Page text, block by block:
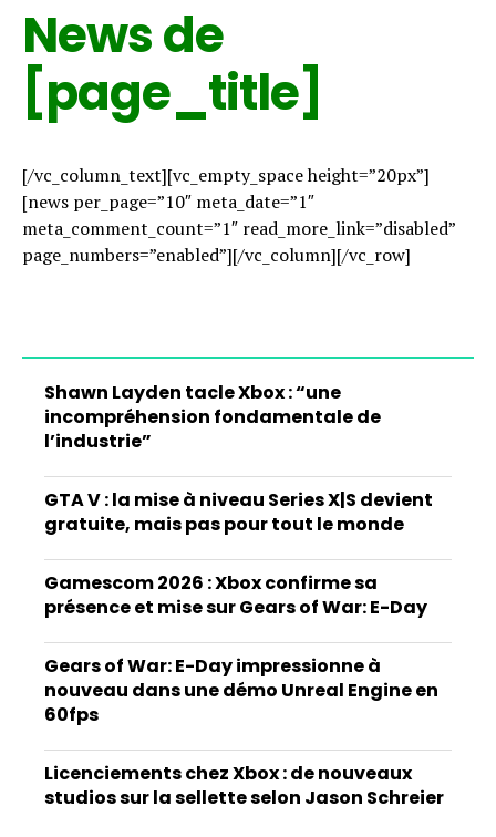
News de
[page_title]
[/vc_column_text][vc_empty_space height=”20px”]
[news per_page=”10″ meta_date=”1″
meta_comment_count=”1″ read_more_link=”disabled”
page_numbers=”enabled”][/vc_column][/vc_row]
Shawn Layden tacle Xbox : “une
incompréhension fondamentale de
l’industrie”
GTA V : la mise à niveau Series X|S devient
gratuite, mais pas pour tout le monde
Gamescom 2026 : Xbox confirme sa
présence et mise sur Gears of War: E-Day
Gears of War: E-Day impressionne à
nouveau dans une démo Unreal Engine en
60fps
Licenciements chez Xbox : de nouveaux
studios sur la sellette selon Jason Schreier